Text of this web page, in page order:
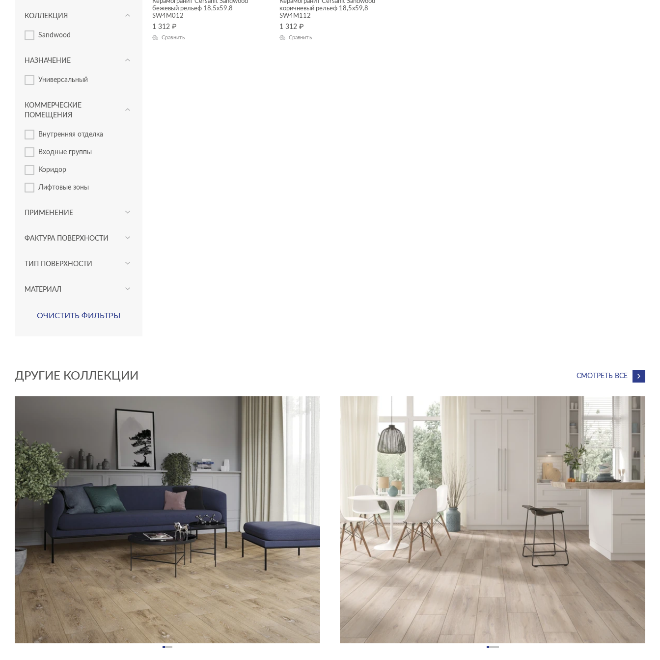
КОЛЛЕКЦИЯ
Sandwood
НАЗНАЧЕНИЕ
Универсальный
КОММЕРЧЕСКИЕ
ПОМЕЩЕНИЯ
Внутренняя отделка
Входные группы
Коридор
Лифтовые зоны
ПРИМЕНЕНИЕ
ФАКТУРА ПОВЕРХНОСТИ
ТИП ПОВЕРХНОСТИ
МАТЕРИАЛ
ОЧИСТИТЬ ФИЛЬТРЫ
бежевый рельеф 18,5x59,8
SW4M012
1 312 ₽
Сравнить
коричневый рельеф 18,5x59,8
SW4M112
1 312 ₽
Сравнить
ДРУГИЕ КОЛЛЕКЦИИ СМОТРЕТЬ ВСЕ